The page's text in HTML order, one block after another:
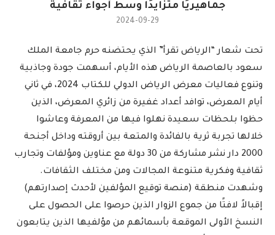
جماهيريًا متزايدًا وسط أجواء ثقافية
2024-09-29
تحت شعار “الرياض تقرأ” الذي يحتضنه حرم جامعة الملك
سعود بالعاصمة الرياض هذه الأيام، أسهمت جودة وجاذبية
وتنوع فعاليات معرض الرياض الدولي للكتاب 2024، في ثاني
أيام المعرض، توافد أعداد غفيرة من زائري المعرض، الذين
حظوا بلحظات سعيدة نهلوا فيها من المعرفة وعاشوا
خلالها تجربة ثرية بالفائدة والمتعة بين أروقته وداخل أجنحة
2000 دار نشر مشاركة من 30 دولة مع عناوين ومؤلفات وتجارب
ثقافية وفكرية متنوعة المجالات ومن مختلف الثقافات.
وشهدت منطقة (منصة توقيع المؤلفين لأحدث إصدارتهم)
إقبالاً لافتًا من جموع الزوار الذين حرصوا على الحصول على
النسخ الأولى الموقعة بأسمائهم من مؤلفيها الذين يتابعون